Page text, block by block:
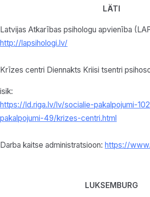
LÄTI
Latvijas Atkarības psihologu apvienība
http://lapsihologi.lv/
Krīzes centri Diennakts Kriisi tsentri
isik:
https://ld.riga.lv/lv/socialie-pakalpojumi-
pakalpojumi-49/krizes-centri.html
Darba kaitse administratsioon: https://
LUKSEMBURG